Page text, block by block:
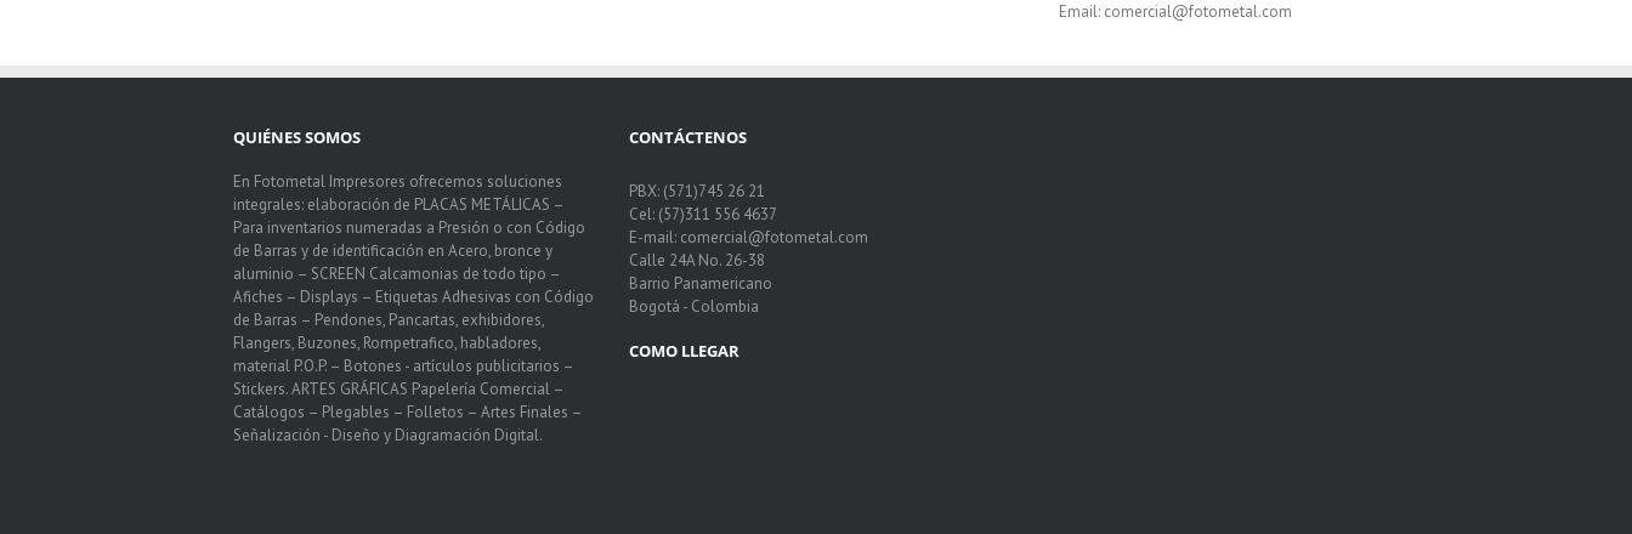
Email: comercial@fotometal.com
QUIÉNES SOMOS
En Fotometal Impresores ofrecemos soluciones
integrales: elaboración de PLACAS METÁLICAS –
Para inventarios numeradas a Presión o con Código
de Barras y de identificación en Acero, bronce y
aluminio – SCREEN Calcamonias de todo tipo –
Afiches – Displays – Etiquetas Adhesivas con Código
de Barras – Pendones, Pancartas, exhibidores,
Flangers, Buzones, Rompetrafico, habladores,
material P.O.P. – Botones - artículos publicitarios –
Stickers. ARTES GRÁFICAS Papelería Comercial –
Catálogos – Plegables – Folletos – Artes Finales –
Señalización - Diseño y Diagramación Digital.
CONTÁCTENOS
PBX: (571)745 26 21
Cel: (57)311 556 4637
E-mail: comercial@fotometal.com
Calle 24A No. 26-38
Barrio Panamericano
Bogotá - Colombia
COMO LLEGAR